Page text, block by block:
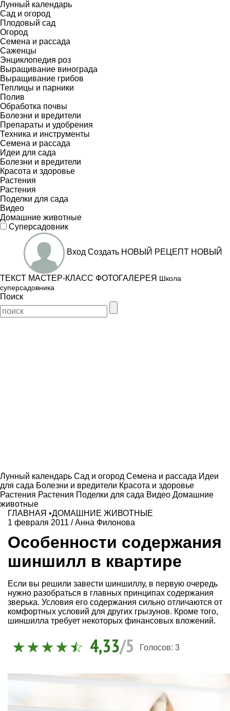
Лунный календарь
Сад и огород
Плодовый сад
Огород
Семена и рассада
Саженцы
Энциклопедия роз
Выращивание винограда
Выращивание грибов
Теплицы и парники
Полив
Обработка почвы
Болезни и вредители
Препараты и удобрения
Техника и инструменты
Семена и рассада
Идеи для сада
Болезни и вредители
Красота и здоровье
Растения
Растения
Поделки для сада
Видео
Домашние животные
Суперсадовник
Вход Создать НОВЫЙ РЕЦЕПТ НОВЫЙ
ТЕКСТ МАСТЕР-КЛАСС ФОТОГАЛЕРЕЯ Школа
суперсадовника
Поиск
Лунный календарь Сад и огород Семена и рассада Идеи
для сада Болезни и вредители Красота и здоровье
Растения Растения Поделки для сада Видео Домашние
животные
ГЛАВНАЯ •ДОМАШНИЕ ЖИВОТНЫЕ
1 февраля 2011 /Анна Филонова
Особенности содержания
шиншилл в квартире
Если вы решили завести шиншиллу, в первую очередь
нужно разобраться в главных принципах содержания
зверька. Условия его содержания сильно отличаются от
комфортных условий для других грызунов. Кроме того,
шиншилла требует некоторых финансовых вложений.
4,33/5 Голосов: 3